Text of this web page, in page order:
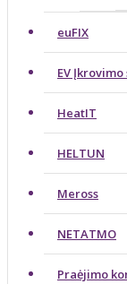
euFIX
EV
HeatIT
HELTUN
Meross
NETATMO
Praėjimo